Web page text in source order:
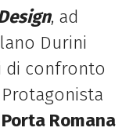
, ad
Durini
di confronto
Romana